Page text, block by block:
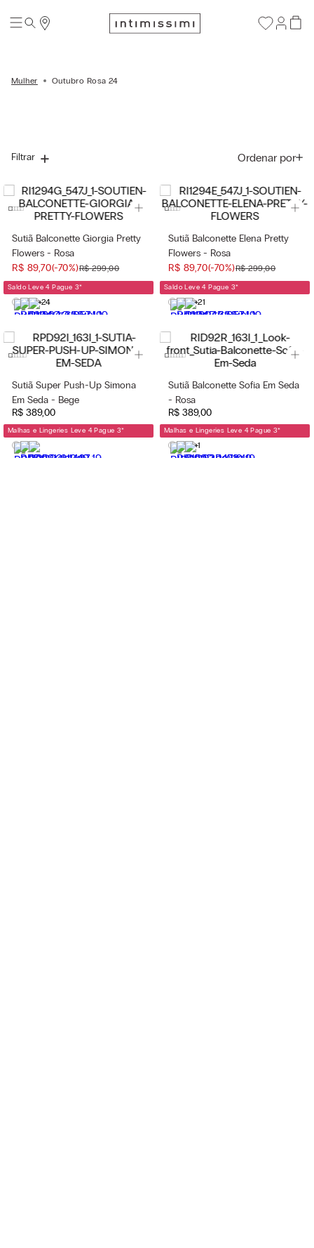
Mulher Outubro Rosa 24
Filtrar Ordenar por
Sutiã Balconette Giorgia Pretty
Flowers - Rosa
R$ 89,70(-70%)R$ 299,00
Saldo Leve 4 Pague 3*
+24
Sutiã Balconette Elena Pretty
Flowers - Rosa
R$ 89,70(-70%)R$ 299,00
Saldo Leve 4 Pague 3*
+21
Sutiã Super Push-Up Simona
Em Seda - Bege
R$ 389,00
Malhas e Lingeries Leve 4 Pague 3*
Sutiã Balconette Sofia Em Seda
- Rosa
R$ 389,00
Malhas e Lingeries Leve 4 Pague 3*
+1